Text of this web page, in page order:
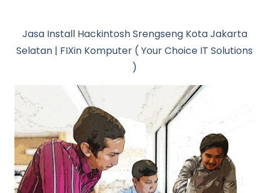
Jasa Install Hackintosh Srengseng Kota Jakarta
Selatan | FIXin Komputer ( Your Choice IT Solutions
)